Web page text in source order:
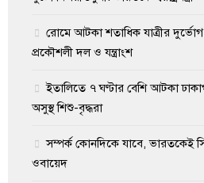
রোমে আটকা শতাধিক যাত্রীর
প্রকৌশলী দল ও যন্ত্রাংশ
ইতালিতে ৭ ঘণ্টার বেশি আটকা
অসুস্থ শিশু-বৃদ্ধরা
সম্পর্ক কোনদিকে যাবে, ভারতকেই
ওবায়েদ